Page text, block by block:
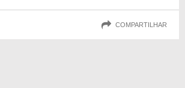
COMPARTILHAR